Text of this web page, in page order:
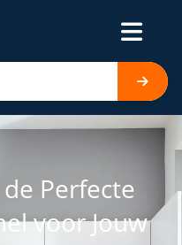
Perfecte
voor Jouw